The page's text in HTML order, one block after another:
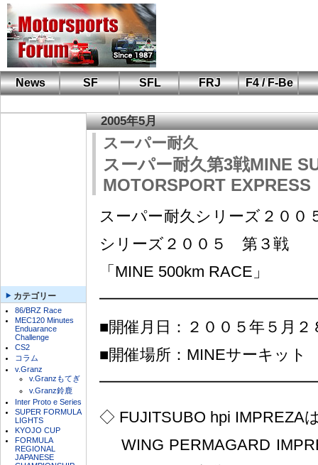
News SF SFL FRJ
F4 / F-Be
カテゴリー
86/BRZ Race
MEC120 Minutes
Enduarance
Challenge
CS2
コラム
v.Granz
v.Granzもてぎ
v.Granz鈴鹿
Inter Proto e Series
SUPER FORMULA
LIGHTS
KYOJO CUP
FORMULA
REGIONAL
JAPANESE
2005年5月
スーパー耐久
スーパー耐久第3戦MINE
MOTORSPORT EXPRESS
スーパー耐久シリーズ２０
シリーズ２００５ 第３戦
「MINE 500km RACE」
■開催月日：２００５年５月２
■開催場所：MINEサーキット
◇ FUJITSUBO hpi IMPREZA
WING PERMAGARD